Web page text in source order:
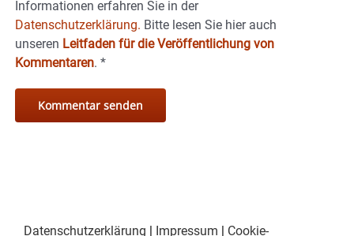
Informationen erfahren Sie in der
Datenschutzerklärung. Bitte lesen Sie hier auch
unseren Leitfaden für die Veröffentlichung von
Kommentaren. *
Datenschutzerklärung Impressum Cookie-